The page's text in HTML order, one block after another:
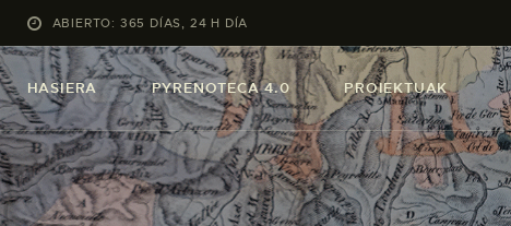
ABIERTO: 365 DÍAS, 24 H DÍA
HASIERA PYRENOTECA 4.0 PROIEKTUAK